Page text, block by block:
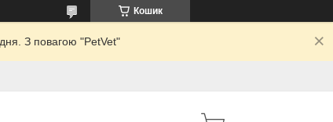
Кошик
З повагою "PetVet"